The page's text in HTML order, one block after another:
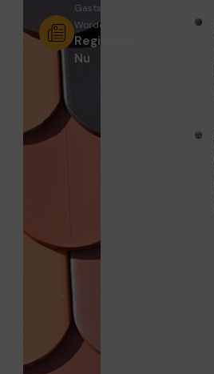
Gastschrijver
Worden?
Registreer
Nu